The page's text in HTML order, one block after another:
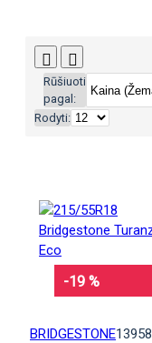
Rūšiuoti
pagal:
Rodyti:
-19 %
BRIDGESTONE13958